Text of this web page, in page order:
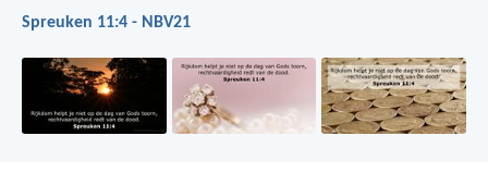
Spreuken 11:4 - NBV21